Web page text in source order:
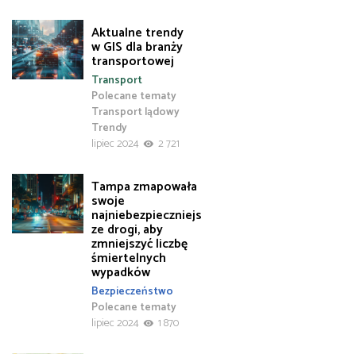
Aktualne trendy
w GIS dla branży
transportowej
Polecane tematy
Transport
Transport lądowy
Trendy
lipiec 2024
2 721
Tampa zmapowała
swoje
najniebezpieczniejs
ze drogi, aby
zmniejszyć liczbę
śmiertelnych
wypadków
Bezpieczeństwo
Polecane tematy
lipiec 2024
1 870